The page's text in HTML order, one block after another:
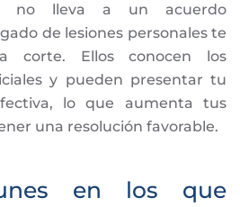
no lleva a un acuerdo
de lesiones personales te
corte. Ellos conocen los
y pueden presentar tu
lo que aumenta tus
una resolución favorable.
en los que